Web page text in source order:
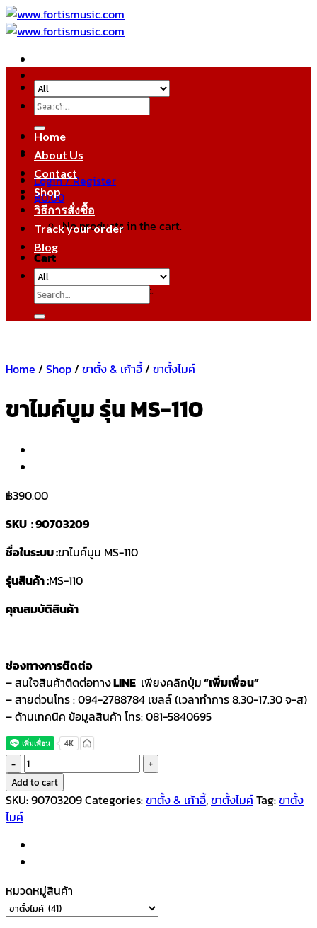
Skip
to
Search
for:
Login / Register
฿0.00
No products in the cart.
Cart
No products in the cart.
หมวดหมู่สินค้า
Home
About Us
Contact
Shop
วิธีการสั่งซื้อ
Track your order
Blog
Search
for:
Home / Shop/ ขาตั้ง & เก้าอี้/ ขาตั้งไมค์
ขาไมค์บูม รุ่น MS-110
฿390.00
SKU : 90703209
ชื่อในระบบ :ขาไมค์บูม MS-110
รุ่นสินค้า :MS-110
คุณสมบัติสินค้า
ช่องทางการติดต่อ
– สนใจสินค้าติดต่อทางLINE เพียงคลิกปุ่ม“เพิ่มเพื่อน”
– สายด่วนโทร : 094-2788784 เซลล์ (เวลาทำการ 8.30-17.30 จ-ส)
– ด้านเทคนิค ข้อมูลสินค้า โทร: 081-5840695
ขา
ไมค์
บูม
110
quantity
Add to cart
SKU:90703209Categories:ขาตั้ง & เก้าอี้,ขาตั้งไมค์Tag:ขาตั้ง
ไมค์
หมวดหมู่สินค้า